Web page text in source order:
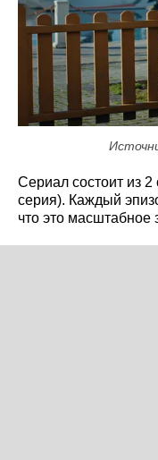
Сериал состоит из 2
серия). Каждый
что это масштабное